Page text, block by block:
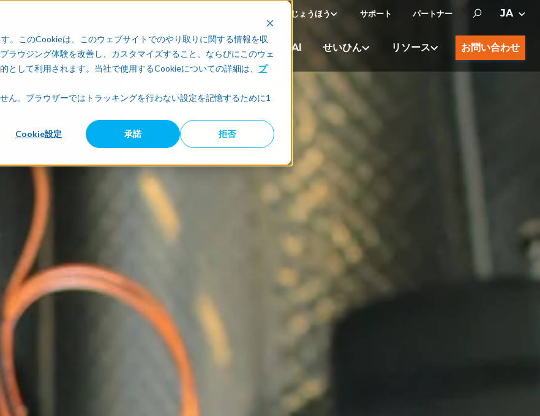
。このCookieは、このウェブサイトでのやり取りに関する情報を収
ウジング体験を改善し、カスタマイズすること、ならびにこのウェ
して利用されます。当社で使用するCookieについての詳細は、 プ
。ブラウザーではトラッキングを行わない設定を記憶するために1
Cookie設定 承諾 拒否
かいしゃじょうほう サポート パートナー
なぜ自動化するのか 統合の自動化 が実現するフィジカルAI せいひん リソース お問い合わせ